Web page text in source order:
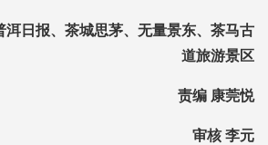
洱日报、茶城思茅、无量景东、茶马古
道旅游景区
责编 康莞悦
审核 李元